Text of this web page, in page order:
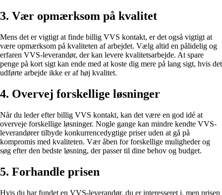
3. Vær opmærksom på kvalitet
Mens det er vigtigt at finde billig VVS kontakt, er det også vigtigt at
være opmærksom på kvaliteten af arbejdet. Vælg altid en pålidelig og
erfaren VVS-leverandør, der kan levere kvalitetsarbejde. At spare
penge på kort sigt kan ende med at koste dig mere på lang sigt, hvis det
udførte arbejde ikke er af høj kvalitet.
4. Overvej forskellige løsninger
Når du leder efter billig VVS kontakt, kan det være en god idé at
overveje forskellige løsninger. Nogle gange kan mindre kendte VVS-
leverandører tilbyde konkurrencedygtige priser uden at gå på
kompromis med kvaliteten. Vær åben for forskellige muligheder og
søg efter den bedste løsning, der passer til dine behov og budget.
5. Forhandle prisen
Hvis du har fundet en VVS-leverandør, du er interesseret i, men prisen